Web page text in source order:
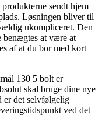
sendt hjem
Løsningen bliver til
ukompliceret. Den
benægtes at være at
af at du bor med kort
130 5 bolt er
skal bruge dine nye
er det selvfølgelig
ved det